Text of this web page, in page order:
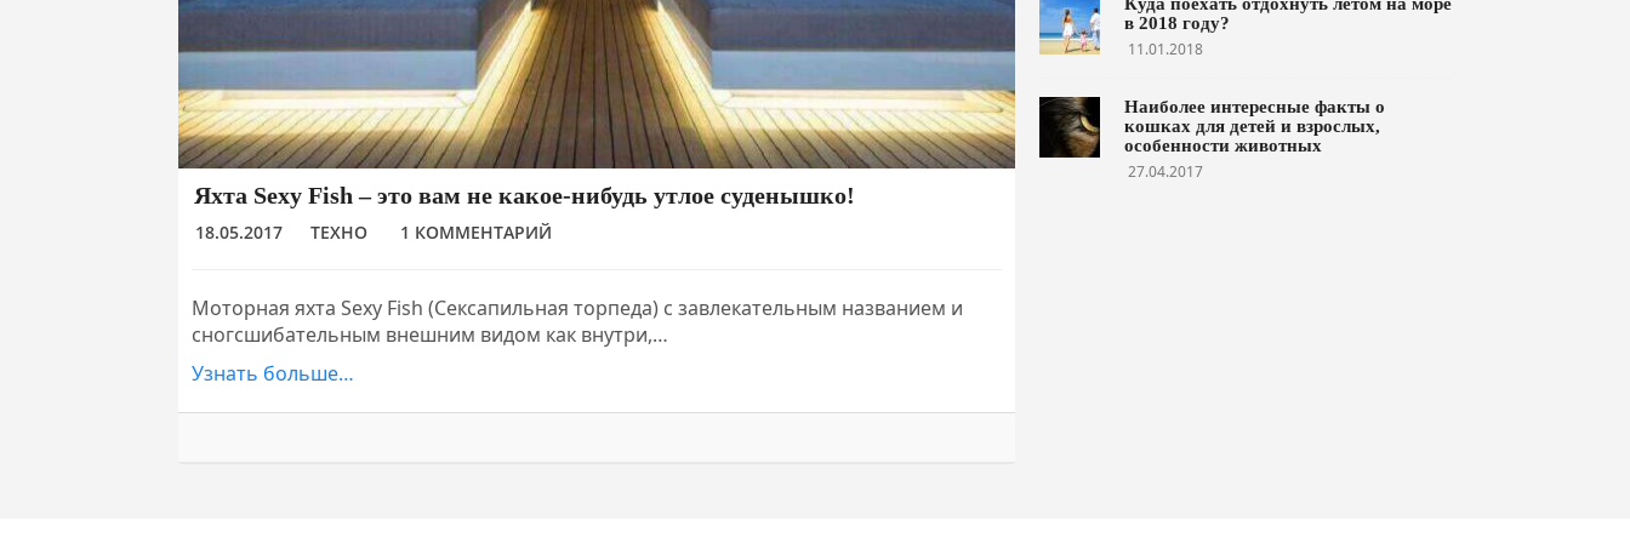
Яхта Sexy Fish – это вам не какое-нибудь утлое суденышко!
18.05.2017 ТЕХНО 1 КОММЕНТАРИЙ
Моторная яхта Sexy Fish (Сексапильная торпеда) с завлекательным названием и
сногсшибательным внешним видом как внутри,…
Узнать больше…
в 2018 году?
11.01.2018
Наиболее интересные факты о
кошках для детей и взрослых,
особенности животных
27.04.2017